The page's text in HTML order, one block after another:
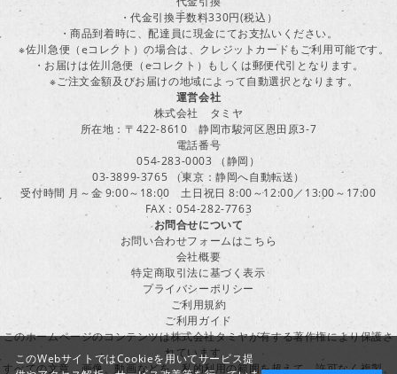
・代金引換手数料330円(税込）
・商品到着時に、配達員に現金にてお支払いください。
※佐川急便（eコレクト）の場合は、クレジットカードもご利用可能です。
・お届けは佐川急便（eコレクト）もしくは郵便代引となります。
※ご注文金額及びお届けの地域によって自動選択となります。
運営会社
株式会社 タミヤ
所在地：〒422-8610 静岡市駿河区恩田原3-7
電話番号
054-283-0003 （静岡）
03-3899-3765 （東京：静岡へ自動転送）
受付時間 月～金 9:00～18:00 土日祝日 8:00～12:00／13:00～17:00
FAX：054-282-7763
お問合せについて
お問い合わせフォームはこちら
会社概要
特定商取引法に基づく表示
プライバシーポリシー
ご利用規約
ご利用ガイド
このホームページのコンテンツは株式会社タミヤが有する著作権により保護さ
れています。
すべての文章、画像、動画などを、私的利用の範囲を超えて、許可なく複製、
このWebサイトではCookieを用いてサービス提